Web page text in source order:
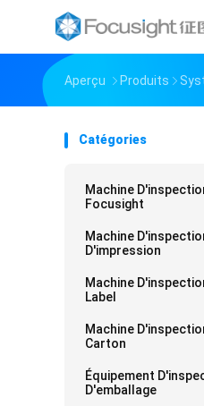
Aperçu Produits
Catégories
Machine
Focusight
Machine
D'impression
Machine
Label
Machine
Carton
Équipement
D'emballage